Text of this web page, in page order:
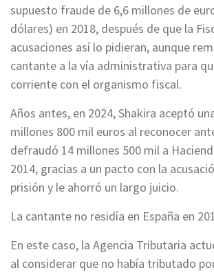
supuesto fraude de 6,6 millones de
dólares) en 2018, después de que la
acusaciones así lo pidieran, aunque
cantante a la vía administrativa para
corriente con el organismo fiscal.
Años antes, en 2024, Shakira aceptó
millones 800 mil euros al reconocer
defraudó 14 millones 500 mil a
2014, gracias a un pacto con la
prisión y le ahorró un largo juicio.
La cantante no residía en España en
En este caso, la Agencia Tributaria
al considerar que no había tributado